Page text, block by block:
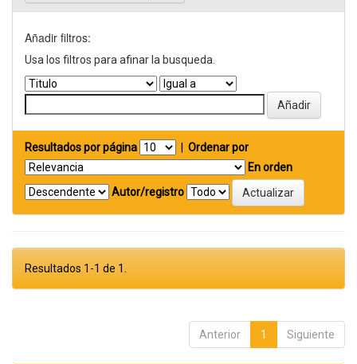
Añadir filtros:
Usa los filtros para afinar la busqueda.
Resultados por página
Ordenar por
En orden
Autor/registro
Resultados 1-1 de 1.
Anterior 1 Siguiente